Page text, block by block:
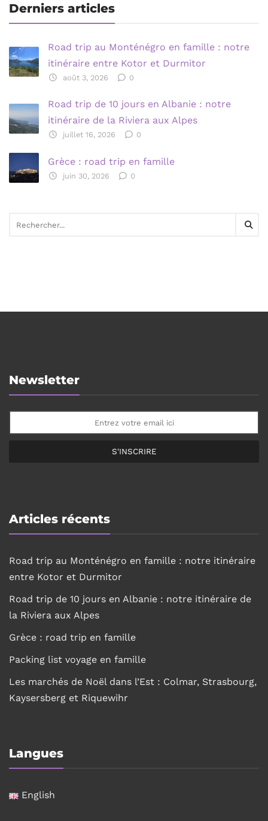
Derniers articles
Road trip au Monténégro en famille : notre
itinéraire entre Kotor et Durmitor
août 3, 2026 0
Road trip de 10 jours en Albanie : notre
itinéraire de la Riviera aux Alpes
juillet 16, 2026 0
Grèce : road trip en famille
juin 30, 2026 0
Newsletter
S'INSCRIRE
Articles récents
Road trip au Monténégro en famille : notre itinéraire
entre Kotor et Durmitor
Road trip de 10 jours en Albanie : notre itinéraire de
la Riviera aux Alpes
Grèce : road trip en famille
Packing list voyage en famille
Les marchés de Noël dans l’Est : Colmar, Strasbourg,
Kaysersberg et Riquewihr
Langues
English